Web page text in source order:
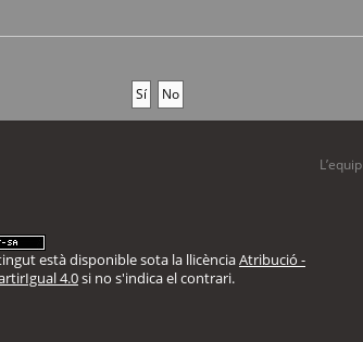
L’equip
està disponible sota la llicènciaAtribució -
4.0si no s'indica el contrari.